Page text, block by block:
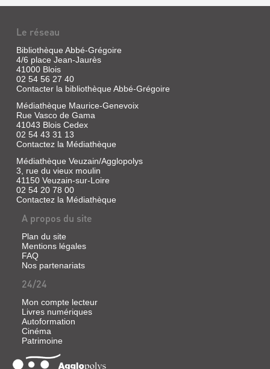
Le réseau
Bibliothèque Abbé-Grégoire
4/6 place Jean-Jaurès
41000 Blois
02 54 56 27 40
Contacter la bibliothèque Abbé-Grégoire
Médiathèque Maurice-Genevoix
Rue Vasco de Gama
41043 Blois Cedex
02 54 43 31 13
Contactez la Médiathèque
Médiathèque Veuzain/Agglopolys
3, rue du vieux moulin
41150 Veuzain-sur-Loire
02 54 20 78 00
Contactez la Médiathèque
A propos du site
Plan du site
Mentions légales
FAQ
Nos partenariats
24/24
Mon compte lecteur
Livres numériques
Autoformation
Cinéma
Patrimoine